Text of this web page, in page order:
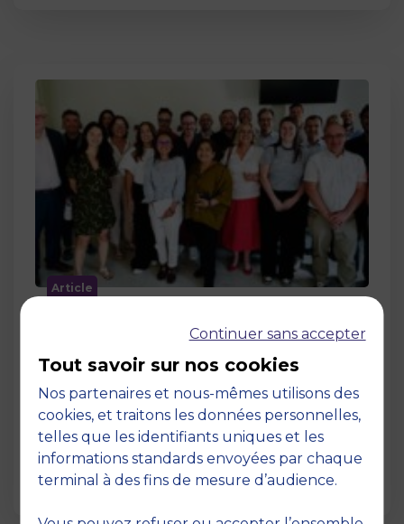
Article
de l’Économie Numérique 2026 : un
engagement au service de
l’innovation en occitanie
12 juin 2026
La semaine dernière, le campus de MBS
School of Business a ouvert ses portes aux
jurys des Trophées …
Continuer sans accepter
Tout savoir sur nos cookies
Nos partenaires et nous-mêmes utilisons des
cookies, et traitons les données personnelles,
telles que les identifiants uniques et les
informations standards envoyées par chaque
terminal à des fins de mesure d’audience.